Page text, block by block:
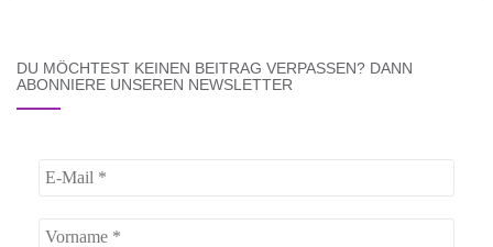
DU MÖCHTEST KEINEN BEITRAG VERPASSEN? DANN
ABONNIERE UNSEREN NEWSLETTER